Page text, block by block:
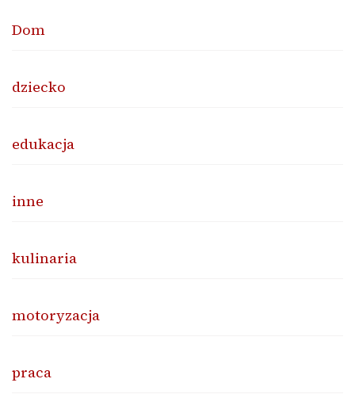
Dom
dziecko
edukacja
inne
kulinaria
motoryzacja
praca